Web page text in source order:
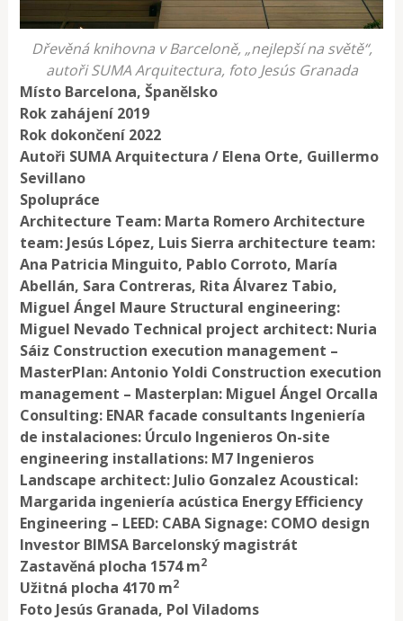
Dřevěná knihovna v Barceloně, „nejlepší na světě“,
autoři SUMA Arquitectura, foto Jesús Granada
Místo Barcelona, Španělsko
Rok zahájení 2019
Rok dokončení 2022
Autoři SUMA Arquitectura / Elena Orte, Guillermo
Sevillano
Spolupráce
Architecture Team: Marta Romero Architecture
team: Jesús López, Luis Sierra architecture team:
Ana Patricia Minguito, Pablo Corroto, María
Abellán, Sara Contreras, Rita Álvarez Tabio,
Miguel Ángel Maure Structural engineering:
Miguel Nevado Technical project architect: Nuria
Sáiz Construction execution management –
MasterPlan: Antonio Yoldi Construction execution
management – Masterplan: Miguel Ángel Orcalla
Consulting: ENAR facade consultants Ingeniería
de instalaciones: Úrculo Ingenieros On-site
engineering installations: M7 Ingenieros
Landscape architect: Julio Gonzalez Acoustical:
Margarida ingeniería acústica Energy Efficiency
Engineering – LEED: CABA Signage: COMO design
Investor BIMSA Barcelonský magistrát
Zastavěná plocha 1574 m2
Užitná plocha 4170 m2
Foto Jesús Granada, Pol Viladoms